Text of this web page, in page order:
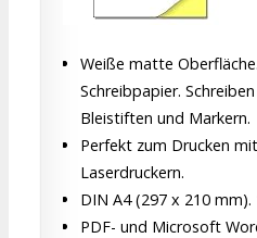
Weiße matte
Schreibpapier.
Bleistiften und Markern.
Perfekt zum Drucken
Laserdruckern.
DIN A4 (297 x 210
PDF- und Microsoft